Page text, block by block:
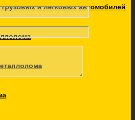
грузовых и легковых автомобилей